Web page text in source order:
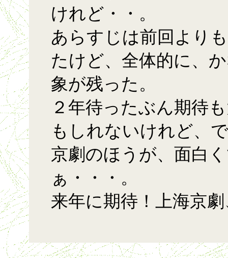
けれど・・。
あらすじは前回より
たけど、全体的に、
象が残った。
２年待ったぶん期待
もしれないけれど、
京劇のほうが、面白
ぁ・・・。
来年に期待！上海京